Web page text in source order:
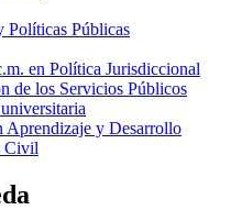
Políticas Públicas
en Política Jurisdiccional
de los Servicios Públicos
Aprendizaje y Desarrollo
Civil